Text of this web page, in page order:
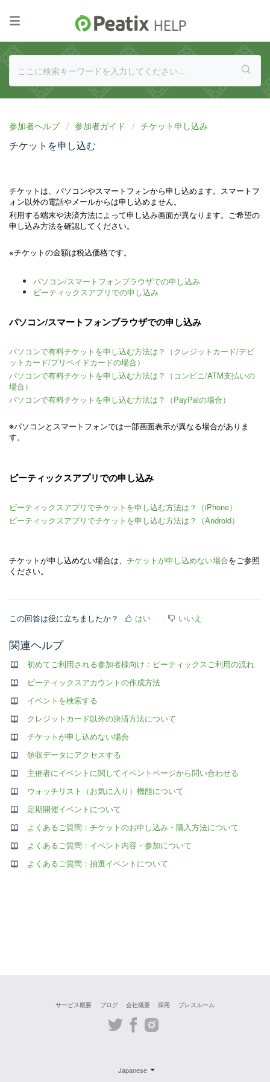
参加者ヘルプ 参加者ガイド チケット申し込み
チケットを申し込む
チケットは、パソコンやスマートフォンから申し込めます。スマートフ
ォン以外の電話やメールからは申し込めません。
利用する端末や決済方法によって申し込み画面が異なります。ご希望の
申し込み方法を確認してください。
※チケットの金額は税込価格です。
パソコン/スマートフォンブラウザでの申し込み
ピーティックスアプリでの申し込み
パソコン/スマートフォンブラウザでの申し込み
パソコンで有料チケットを申し込む方法は？（クレジットカード/デビ
ットカード/プリペイドカードの場合）
パソコンで有料チケットを申し込む方法は？（コンビニ/ATM支払いの
場合）
パソコンで有料チケットを申し込む方法は？（PayPalの場合）
※パソコンとスマートフォンでは一部画面表示が異なる場合がありま
す。
ピーティックスアプリでの申し込み
ピーティックスアプリでチケットを申し込む方法は？（iPhone）
ピーティックスアプリでチケットを申し込む方法は？（Android）
チケットが申し込めない場合は、 チケットが申し込めない場合をご参照
ください。
この回答は役に立ちましたか？ はい いいえ
関連ヘルプ
初めてご利用される参加者様向け：ピーティックスご利用の流れ
ピーティックスアカウントの作成方法
イベントを検索する
クレジットカード以外の決済方法について
チケットが申し込めない場合
領収データにアクセスする
主催者にイベントに関してイベントページから問い合わせる
ウォッチリスト（お気に入り）機能について
定期開催イベントについて
よくあるご質問：チケットのお申し込み・購入方法について
よくあるご質問：イベント内容・参加について
よくあるご質問：抽選イベントについて
サービス概要 ブログ 会社概要 採用 プレスルーム
TwitterFacebookInstagram
Japanese